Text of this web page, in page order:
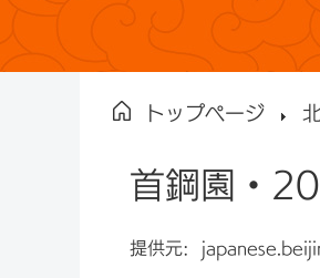
トップページ
首鋼園・
提供元: